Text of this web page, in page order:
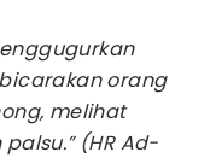
orang
melihat
(HR Ad-